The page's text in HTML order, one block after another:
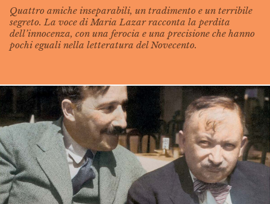
Quattro amiche inseparabili, un tradimento e un terribile
segreto. La voce di Maria Lazar racconta la perdita
dell’innocenza, con una ferocia e una precisione che hanno
pochi eguali nella letteratura del Novecento.